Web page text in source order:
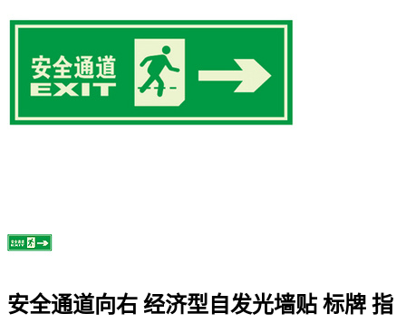
安全通道向右 经济型自发光墙贴 标牌 指